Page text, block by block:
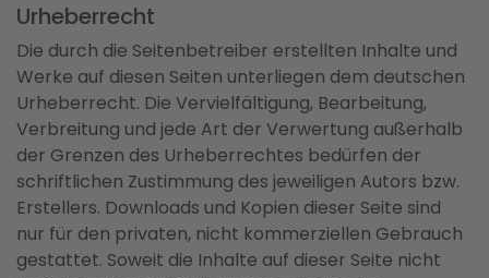
Urheberrecht
Die durch die Seitenbetreiber erstellten Inhalte und
Werke auf diesen Seiten unterliegen dem deutschen
Urheberrecht. Die Vervielfältigung, Bearbeitung,
Verbreitung und jede Art der Verwertung außerhalb
der Grenzen des Urheberrechtes bedürfen der
schriftlichen Zustimmung des jeweiligen Autors bzw.
Erstellers. Downloads und Kopien dieser Seite sind
nur für den privaten, nicht kommerziellen Gebrauch
gestattet. Soweit die Inhalte auf dieser Seite nicht